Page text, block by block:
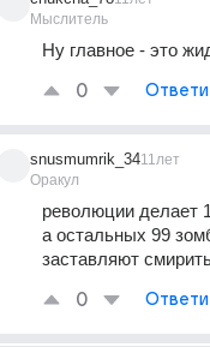
Мыслитель
Ну главное - это
0
snusmumrik_34
Оракул
11лет
революции делает
а остальных 99
заставляют
0